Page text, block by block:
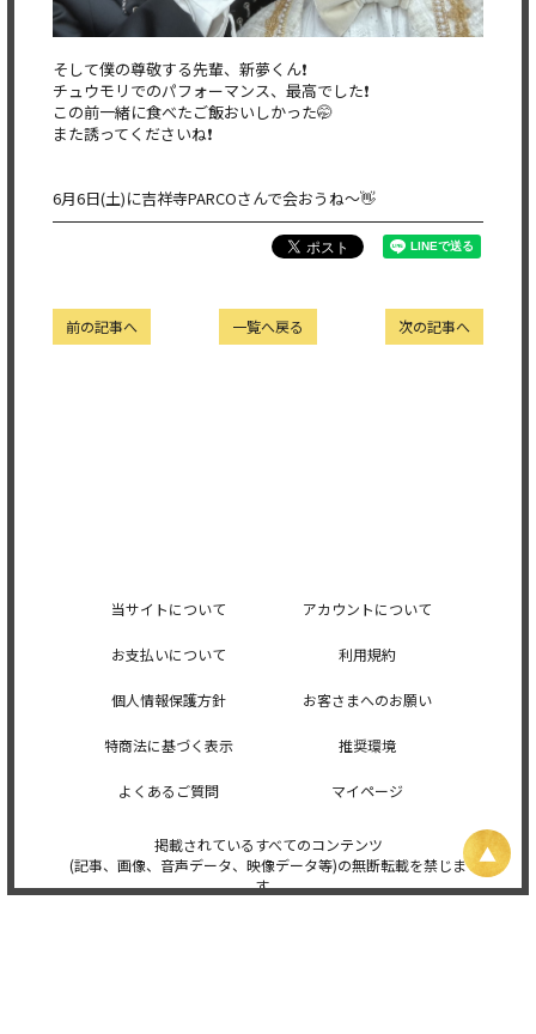
そして僕の尊敬する先輩、新夢くん❗️
チュウモリでのパフォーマンス、最高でした❗
この前一緒に食べたご飯おいしかった🤭
また誘ってくださいね❗
6月6日(土)に吉祥寺PARCOさんで会おうね〜👋
次の記事へ
一覧へ戻る
前の記事へ
当サイトについて アカウントについて
お支払いについて 利用規約
個人情報保護方針 お客さまへのお願い
特商法に基づく表示 推奨環境
よくあるご質問 マイページ
掲載されているすべてのコンテンツ
(記事、画像、音声データ、映像データ等)の無断転載を禁じま
す。